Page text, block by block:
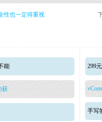
性也一定得重视
能
获
299
手写